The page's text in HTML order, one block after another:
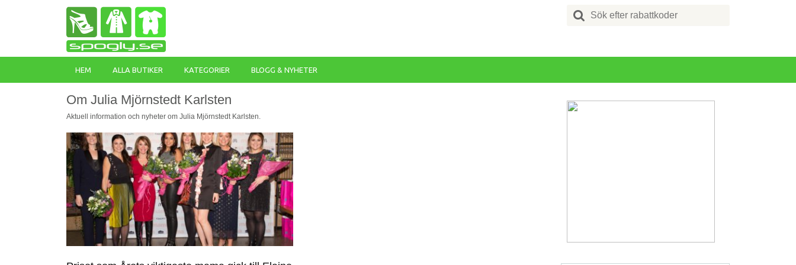
Search
for:
HEM ALLA BUTIKER KATEGORIER BLOGG & NYHETER
Om Julia Mjörnstedt Karlsten
Aktuell information och nyheter om Julia Mjörnstedt Karlsten.